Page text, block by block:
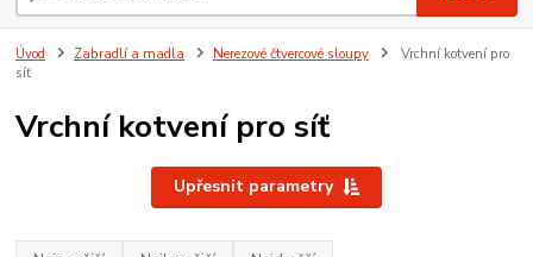
Úvod Zabradlí a madla Nerezové čtvercové sloupy
Vrchní kotvení pro
síť
Vrchní kotvení pro síť
Upřesnit parametry